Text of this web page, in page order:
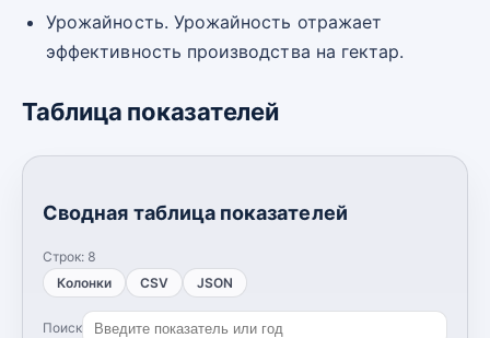
Урожайность. Урожайность отражает
эффективность производства на гектар.
Таблица показателей
Сводная таблица показателей
Строк: 8
Колонки
CSV JSON
Поиск